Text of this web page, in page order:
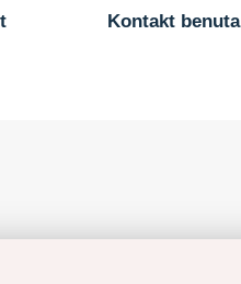
Kontakt benuta